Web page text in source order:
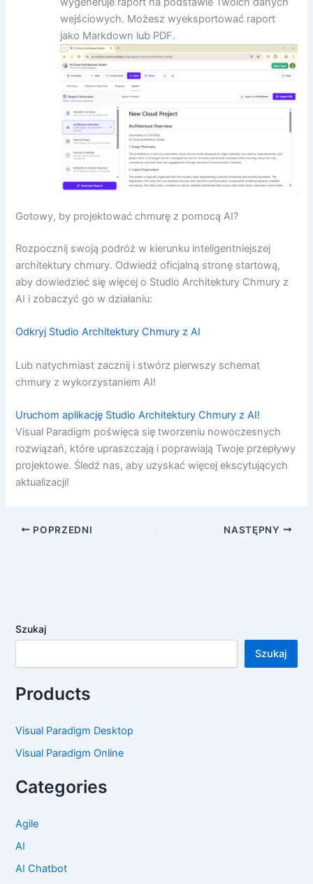
wejściowych. Możesz wyeksportować raport
jako Markdown lub PDF.
Gotowy, by projektować chmurę z pomocą AI?
Rozpocznij swoją podróż w kierunku inteligentniejszej
architektury chmury. Odwiedź oficjalną stronę startową,
aby dowiedzieć się więcej o Studio Architektury Chmury z
AI i zobaczyć go w działaniu:
Odkryj Studio Architektury Chmury z AI
Lub natychmiast zacznij i stwórz pierwszy schemat
chmury z wykorzystaniem AI!
Uruchom aplikację Studio Architektury Chmury z AI!
Visual Paradigm poświęca się tworzeniu nowoczesnych
rozwiązań, które upraszczają i poprawiają Twoje przepływy
projektowe. Śledź nas, aby uzyskać więcej ekscytujących
aktualizacji!
POPRZEDNI NASTĘPNY
Szukaj
Szukaj
Products
Visual Paradigm Desktop
Visual Paradigm Online
Categories
Agile
AI
AI Chatbot